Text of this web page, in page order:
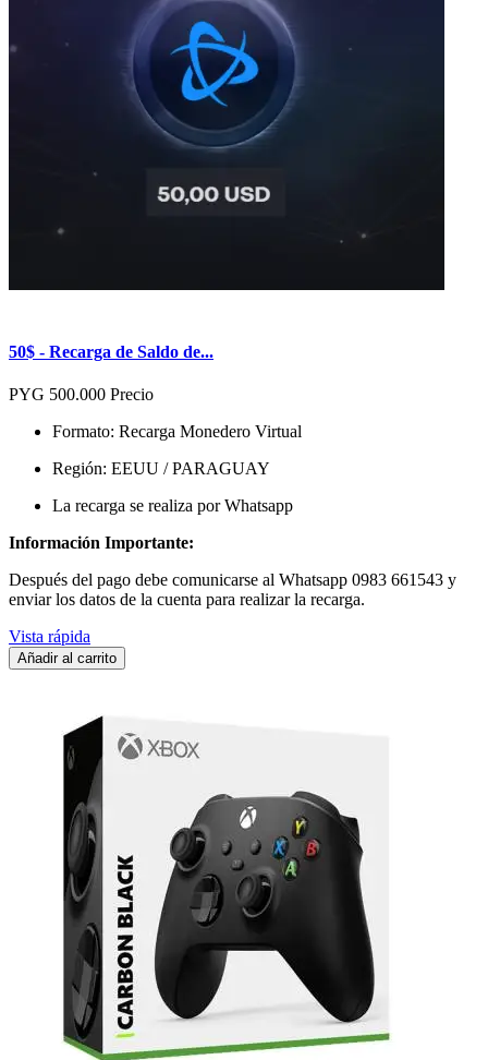
50$ - Recarga de Saldo de...
PYG 500.000 Precio
Formato: Recarga Monedero Virtual
Región: EEUU / PARAGUAY
La recarga se realiza por Whatsapp
Información Importante:
Después del pago debe comunicarse al Whatsapp 0983 661543 y
enviar los datos de la cuenta para realizar la recarga.
Vista rápida
Añadir al carrito